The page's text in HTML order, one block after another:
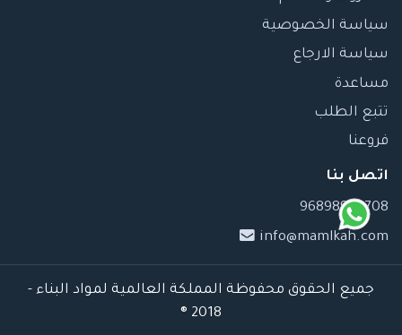
سياسة الخصوصية
سياسة الارجاع
مساعدة
تتبع الطلب
فروعنا
اتصل بنا
96898989708
info@mamlkah.com
جميع الحقوق محفوظة المملكة العالمية لمواد البناء -
2018 ®